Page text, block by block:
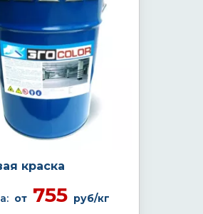
краска
от755 руб/кг